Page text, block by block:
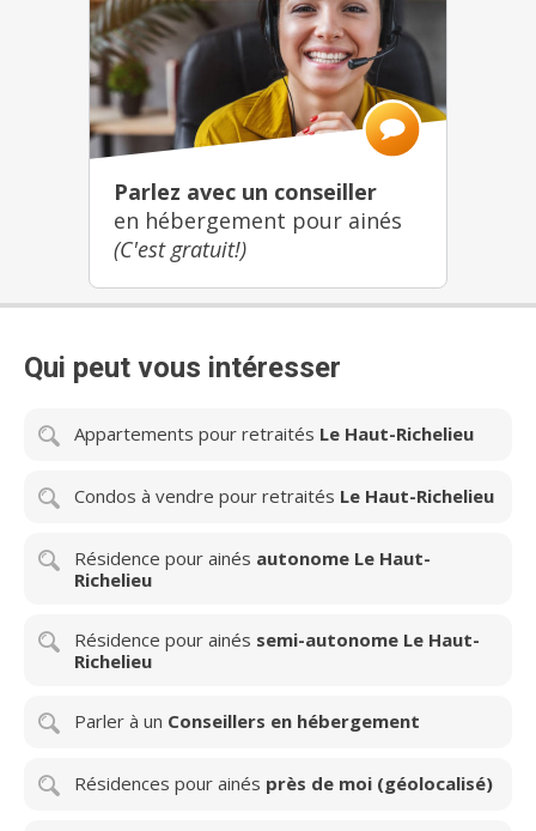
Parlez avec un conseiller
en hébergement pour ainés
(C'est gratuit!)
Qui peut vous intéresser
Appartements pour retraités Le Haut-Richelieu
Condos à vendre pour retraités Le Haut-Richelieu
Résidence pour ainés autonome Le Haut-
Richelieu
Résidence pour ainés semi-autonome Le Haut-
Richelieu
Parler à un Conseillers en hébergement
Résidences pour ainés près de moi (géolocalisé)